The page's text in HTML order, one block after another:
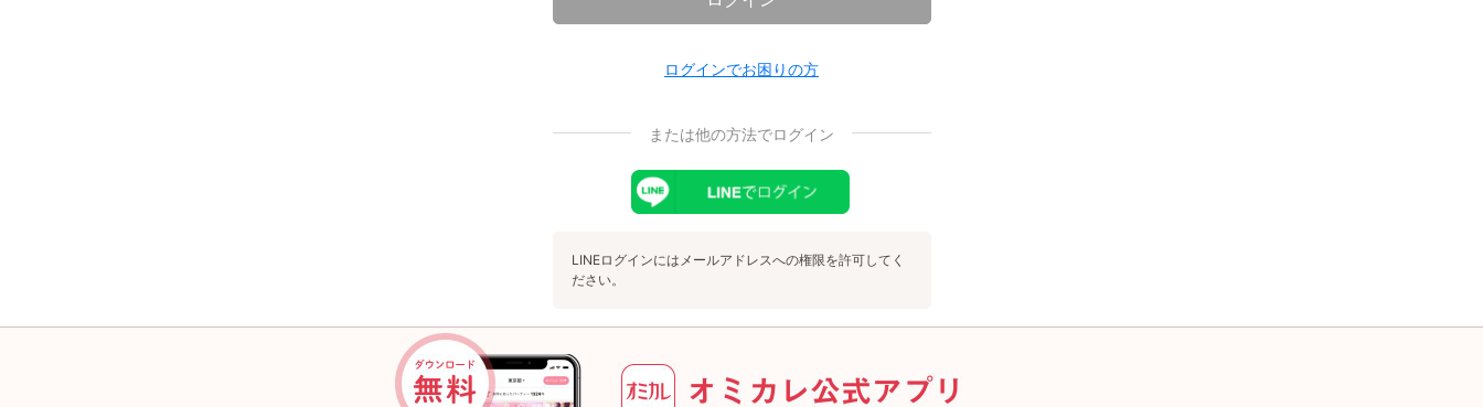
ログインでお困りの方
または他の方法でログイン
LINEログインにはメールアドレスへの権限を許可してく
ださい。